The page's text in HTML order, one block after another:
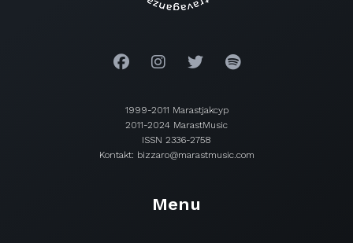
1999-2011 Marastjakcyp
2011-2024 MarastMusic
ISSN 2336-2758
Kontakt: bizzaro@marastmusic.com
Menu